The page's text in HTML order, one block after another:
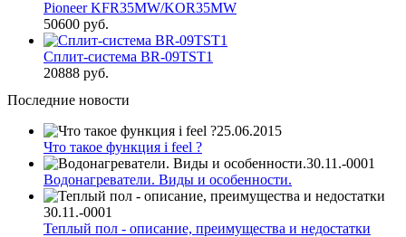
Pioneer KFR35MW/KOR35MW
50600 руб.
Сплит-система BR-09TST1
20888 руб.
Последние новости
25.06.2015
Что такое функция i feel ?
30.11.-0001
Водонагреватели. Виды и особенности.
30.11.-0001
Теплый пол - описание, преимущества и недостатки